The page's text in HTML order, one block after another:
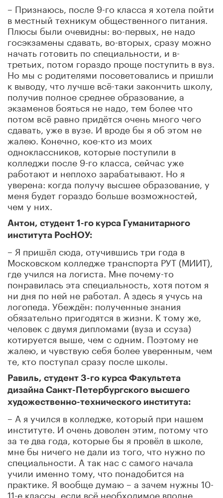
– Признаюсь, после 9-го класса я хотела пойти
в местный техникум общественного питания.
Плюсы были очевидны: во-первых, не надо
госэкзамены сдавать, во-вторых, сразу можно
начать готовить по специальности, и в-
третьих, потом гораздо проще поступить в вуз.
Но мы с родителями посоветовались и пришли
к выводу, что лучше всё-таки закончить школу,
получив полное среднее образование, а
экзаменов бояться не надо, тем более что
потом всё равно придётся очень много чего
сдавать, уже в вузе. И вроде бы я об этом не
жалею. Конечно, кое-кто из моих
одноклассников, которые поступили в
колледжи после 9-го класса, сейчас уже
работают и неплохо зарабатывают. Но я
уверена: когда получу высшее образование, у
меня будет гораздо больше возможностей,
чем у них.
Антон, студент 1-го курса Гуманитарного
института РосНОУ:
– Я пришёл сюда, отучившись три года в
Московском колледже транспорта РУТ (МИИТ),
где учился на логиста. Мне почему-то
понравилась эта специальность, хотя потом я
ни дня по ней не работал. А здесь я учусь на
логопеда. Убеждён: полученные знания
обязательно пригодятся в жизни. К тому же,
человек с двумя дипломами (вуза и ссуза)
котируется выше, чем с одним. Поэтому не
жалею, и чувствую себя более уверенным, чем
те, кто поступал сразу после школы.
Равиль, студент 3-го курса Факультета
дизайна Санкт-Петербургского высшего
художественно-технического института:
– А я учился в колледже, который при нашем
институте. И очень доволен этим, потому что
за те два года, которые бы я провёл в школе,
мне бы ничего не дали из того, что нужно по
специальности. А так нас с самого начала
учили именно тому, что понадобится на
практике. Я вообще думаю – а зачем нужны 10-
11-е классы, если всё необходимое вполне